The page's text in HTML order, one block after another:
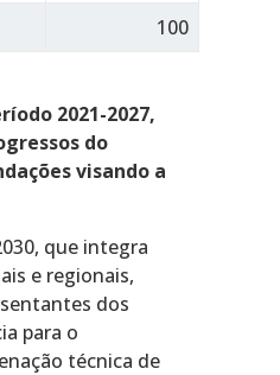
100
2021-2027,
do
visando a
que integra
e regionais,
dos
para o
técnica de